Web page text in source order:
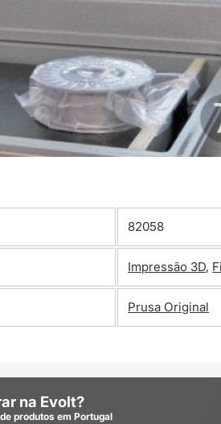
82058
Impressão 3D,
Prusa Original
na Evolt?
produtos em Portugal